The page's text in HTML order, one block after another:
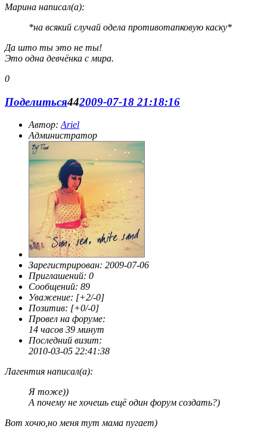
Марина написал(а):
*на всякий случай одела противотапковую каску*
Да што ты это не ты!
Это одна девчёнка с мира.
0
Поделиться442009-07-18 21:18:16
Автор: Ariel
Администратор
Зарегистрирован: 2009-07-06
Приглашений: 0
Сообщений: 89
Уважение: [+2/-0]
Позитив: [+0/-0]
Провел на форуме:
14 часов 39 минут
Последний визит:
2010-03-05 22:41:38
Лагентия написал(а):
Я тоже))
А почему не хочешь ещё один форум создать?)
Вот хочю,но меня тут мама пугает)